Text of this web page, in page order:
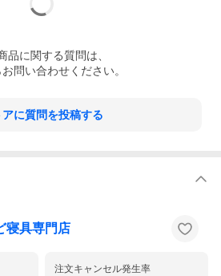
えます！
品に関する質問は、
問い合わせください。
アに質問を投稿する
寝具専門店
注文キャンセル発生率